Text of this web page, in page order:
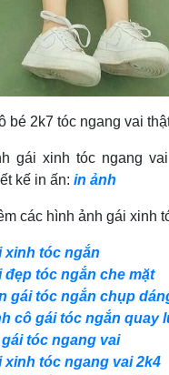
bé 2k7 tóc ngang vai
gái xinh tóc ngang
kế in ấn: in ảnh
các hình ảnh gái xinh
xinh tóc ngắn
đẹp tóc ngắn che mặt
gái tóc ngắn chụp
cô gái tóc ngắn quay
tóc ngang vai
xinh tóc ngang vai 2k4